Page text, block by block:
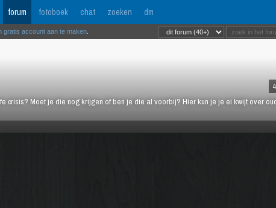
forum fotoboek chat zoeken dm
crisis? Moet je die nog krijgen of ben je die al voorbij? Hier kun je je ei kwijt over
gratis account aan te maken